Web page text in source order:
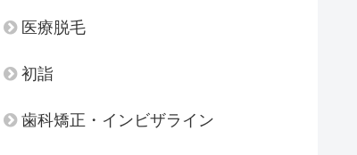
医療脱毛
初詣
歯科矯正・インビザライン